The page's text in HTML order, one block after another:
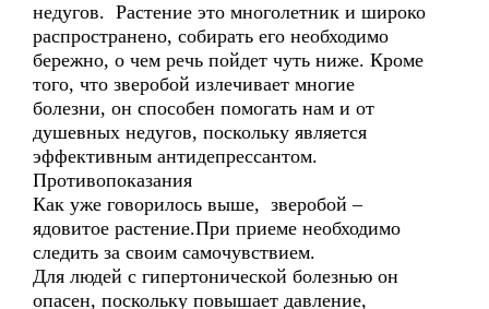
недугов. Растение это многолетник и широко
распространено, собирать его необходимо
бережно, о чем речь пойдет чуть ниже. Кроме
того, что зверобой излечивает многие
болезни, он способен помогать нам и от
душевных недугов, поскольку является
эффективным антидепрессантом.
Противопоказания
Как уже говорилось выше, зверобой –
ядовитое растение.При приеме необходимо
следить за своим самочувствием.
Для людей с гипертонической болезнью он
опасен, поскольку повышает давление,